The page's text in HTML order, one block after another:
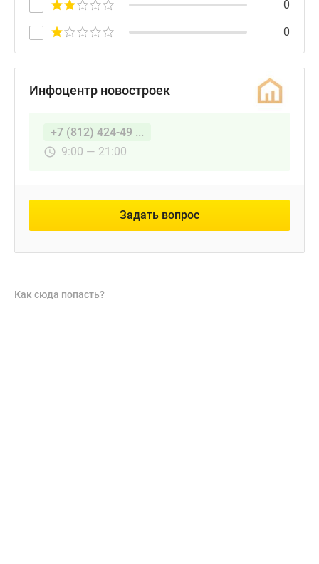
0
0
Инфоцентр новостроек
+7 (812) 424-49 ...
9:00 — 21:00
Задать вопрос
Как сюда попасть?